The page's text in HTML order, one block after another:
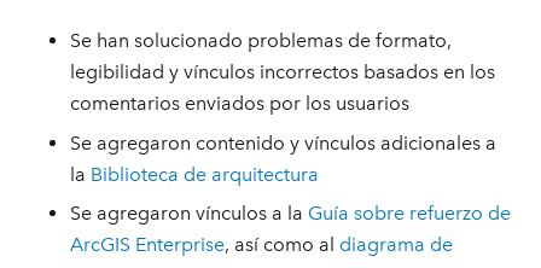
Se han solucionado problemas de formato,
legibilidad y vínculos incorrectos basados en los
comentarios enviados por los usuarios
Se agregaron contenido y vínculos adicionales a
la Biblioteca de arquitectura
Se agregaron vínculos a la Guía sobre refuerzo de
ArcGIS Enterprise, así como al diagrama de